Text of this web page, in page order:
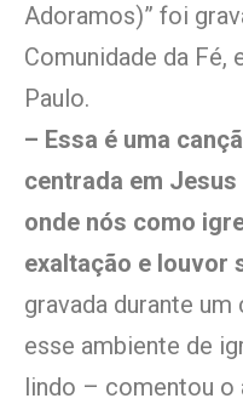
Adoramos)” foi
Comunidade da Fé,
Paulo.
– Essa é uma
centrada em
onde nós como
exaltação e louvor
gravada durante
esse ambiente de
lindo – comentou o